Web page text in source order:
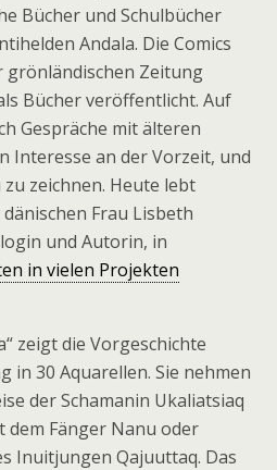
Bücher und Schulbücher
Andala. Die Comics
grönländischen Zeitung
Bücher veröffentlicht. Auf
Gespräche mit älteren
Interesse an der Vorzeit, und
zeichnen. Heute lebt
Frau Lisbeth
und Autorin, in
in vielen Projekten
zeigt die Vorgeschichte
in 30 Aquarellen. Sie nehmen
der Schamanin Ukaliatsiaq
dem Fänger Nanu oder
Inuitjungen Qajuuttaq. Das